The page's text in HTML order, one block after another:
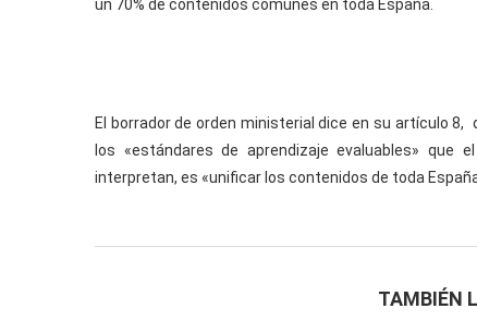
un 70% de contenidos comunes en toda España.
El borrador de orden ministerial dice en su artículo 8,
los «estándares de aprendizaje evaluables» que
interpretan, es «unificar los contenidos de toda
TAMBIÉN